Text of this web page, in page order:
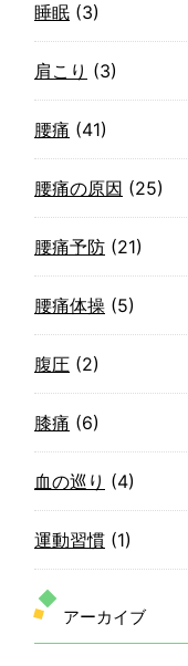
睡眠 (3)
肩こり (3)
腰痛 (41)
腰痛の原因 (25)
腰痛予防 (21)
腰痛体操 (5)
腹圧 (2)
膝痛 (6)
血の巡り (4)
運動習慣 (1)
アーカイブ